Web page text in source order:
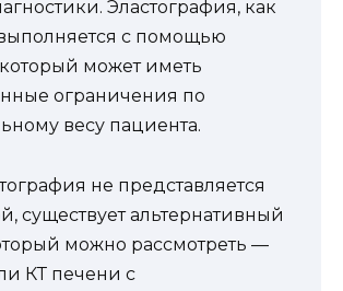
Эластография, как
с помощью
который может иметь
ограничения по
весу пациента.
не представляется
существует альтернативный
можно рассмотреть —
КТ печени с